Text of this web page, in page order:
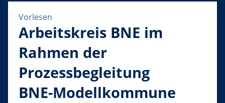
Vorlesen
Arbeitskreis BNE im
Rahmen der
Prozessbegleitung
BNE-Modellkommune